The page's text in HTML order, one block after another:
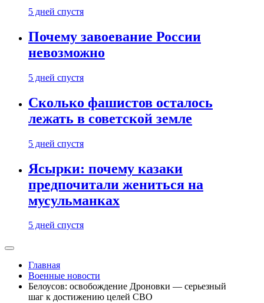
5 дней спустя
Почему завоевание России
невозможно
5 дней спустя
Сколько фашистов осталось
лежать в советской земле
5 дней спустя
Ясырки: почему казаки
предпочитали жениться на
мусульманках
5 дней спустя
Главная
Военные новости
Белоусов: освобождение Дроновки — серьезный
шаг к достижению целей СВО